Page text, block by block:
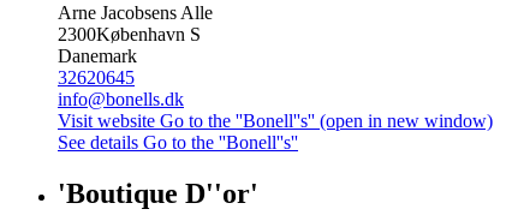
Arne Jacobsens Alle
2300København S
Danemark
32620645
info@bonells.dk
Visit website Go to the ''Bonell''s'' (open in new window)
See details Go to the ''Bonell''s''
'Boutique D''or'